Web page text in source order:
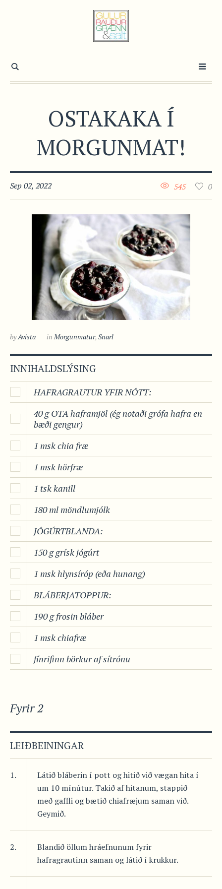
OSTAKAKA Í
MORGUNMAT!
Sep 02, 2022 0
545
byAvista in Morgunmatur,Snarl
INNIHALDSLÝSING
HAFRAGRAUTUR YFIR NÓTT:
40 g OTA haframjöl (ég notaði grófa hafra en
bæði gengur)
1 msk chia fræ
1 msk hörfræ
1 tsk kanill
180 ml möndlumjólk
JÓGÚRTBLANDA:
150 g grísk jógúrt
1 msk hlynsíróp (eða hunang)
BLÁBERJATOPPUR:
190 g frosin bláber
1 msk chiafræ
fínrifinn börkur af sítrónu
Fyrir 2
LEIÐBEININGAR
1.
Látið bláberin í pott og hitið við vægan hita í
um 10 mínútur. Takið af hitanum, stappið
með gaffli og bætið chiafræjum saman við.
Geymið.
2.
Blandið öllum hráefnunum fyrir
hafragrautinn saman og látið í krukkur.